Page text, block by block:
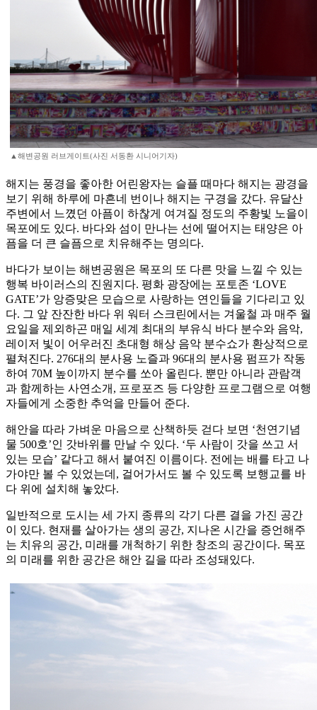
▲해변공원 러브게이트(사진 서동환 시니어기자)
해지는 풍경을 좋아한 어린왕자는 슬플 때마다 해지는 광경을
보기 위해 하루에 마흔네 번이나 해지는 구경을 갔다. 유달산
주변에서 느꼈던 아픔이 하찮게 여겨질 정도의 주황빛 노을이
목포에도 있다. 바다와 섬이 만나는 선에 떨어지는 태양은 아
픔을 더 큰 슬픔으로 치유해주는 명의다.
바다가 보이는 해변공원은 목포의 또 다른 맛을 느낄 수 있는
행복 바이러스의 진원지다. 평화 광장에는 포토존 ‘LOVE
GATE’가 앙증맞은 모습으로 사랑하는 연인들을 기다리고 있
다. 그 앞 잔잔한 바다 위 워터 스크린에서는 겨울철 과 매주 월
요일을 제외하곤 매일 세계 최대의 부유식 바다 분수와 음악,
레이저 빛이 어우러진 초대형 해상 음악 분수쇼가 환상적으로
펼쳐진다. 276대의 분사용 노즐과 96대의 분사용 펌프가 작동
하여 70M 높이까지 분수를 쏘아 올린다. 뿐만 아니라 관람객
과 함께하는 사연소개, 프로포즈 등 다양한 프로그램으로 여행
자들에게 소중한 추억을 만들어 준다.
해안을 따라 가벼운 마음으로 산책하듯 걷다 보면 ‘천연기념
물 500호’인 갓바위를 만날 수 있다. ‘두 사람이 갓을 쓰고 서
있는 모습’ 같다고 해서 붙여진 이름이다. 전에는 배를 타고 나
가야만 볼 수 있었는데, 걸어가서도 볼 수 있도록 보행교를 바
다 위에 설치해 놓았다.
일반적으로 도시는 세 가지 종류의 각기 다른 결을 가진 공간
이 있다. 현재를 살아가는 생의 공간, 지나온 시간을 증언해주
는 치유의 공간, 미래를 개척하기 위한 창조의 공간이다. 목포
의 미래를 위한 공간은 해안 길을 따라 조성돼있다.